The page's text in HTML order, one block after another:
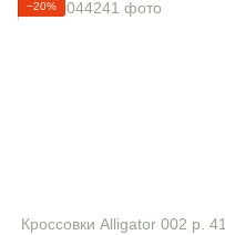
−20%
Кроссовки Alligator 002 р. 41